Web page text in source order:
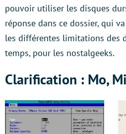
pouvoir utiliser les disques
réponse dans ce dossier, qui
les différentes limitations des
temps, pour les nostalgeeks.
Clarification : Mo,